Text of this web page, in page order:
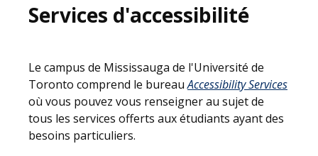
Services d'accessibilité
Le campus de Mississauga de l'Université de
Toronto comprend le bureauAccessibility Services
où vous pouvez vous renseigner au sujet de
tous les services offerts aux étudiants ayant des
besoins particuliers.